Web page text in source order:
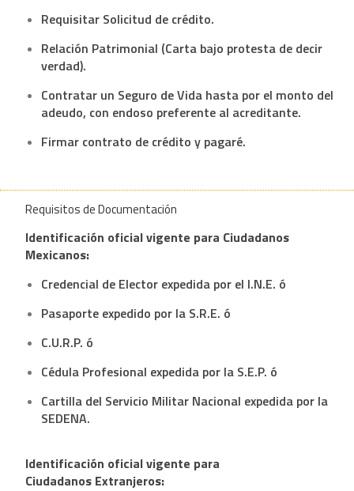
Requisitar Solicitud de crédito.
Relación Patrimonial (Carta bajo protesta de decir
verdad).
Contratar un Seguro de Vida hasta por el monto del
adeudo, con endoso preferente al acreditante.
Firmar contrato de crédito y pagaré.
Requisitos de Documentación
Identificación oficial vigente para Ciudadanos
Mexicanos:
Credencial de Elector expedida por el I.N.E. ó
Pasaporte expedido por la S.R.E. ó
C.U.R.P. ó
Cédula Profesional expedida por la S.E.P. ó
Cartilla del Servicio Militar Nacional expedida por la
SEDENA.
Identificación oficial vigente para
Ciudadanos Extranjeros: